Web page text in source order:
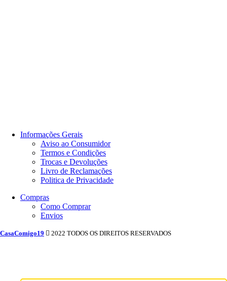
Informações Gerais
Aviso ao Consumidor
Termos e Condições
Trocas e Devoluções
Livro de Reclamações
Politica de Privacidade
Compras
Como Comprar
Envios
CasaComigo19 2022 TODOS OS DIREITOS RESERVADOS